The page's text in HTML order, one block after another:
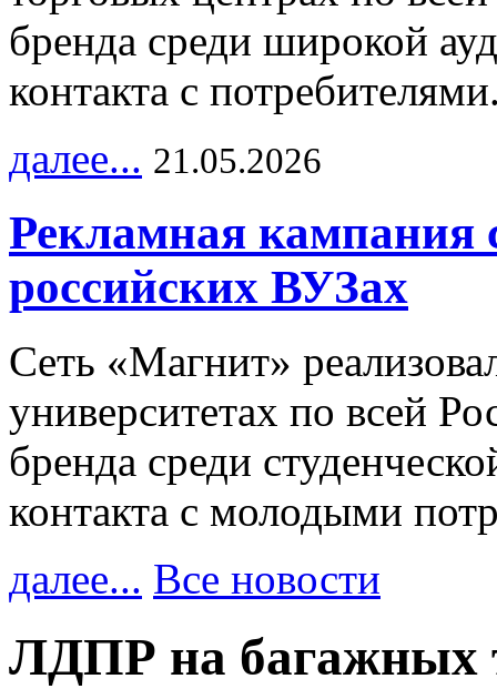
бренда среди широкой
контакта с
далее... 21.05.2026
Рекламная кампания
российских ВУЗах
Сеть «Магнит»
университетах по всей
бренда среди
контакта с молодыми
далее... Все новости
ЛДПР на багажных